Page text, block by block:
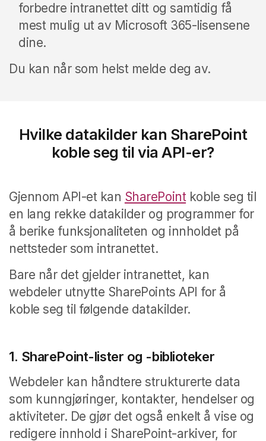
forbedre intranettet ditt og samtidig få
mest mulig ut av Microsoft 365-lisensene
dine.
Du kan når som helst melde deg av.
Hvilke datakilder kan SharePoint
koble seg til via API-er?
Gjennom API-et kan SharePointkoble seg til
en lang rekke datakilder og programmer for
å berike funksjonaliteten og innholdet på
nettsteder som intranettet.
Bare når det gjelder intranettet, kan
webdeler utnytte SharePoints API for å
koble seg til følgende datakilder.
1. SharePoint-lister og -biblioteker
Webdeler kan håndtere strukturerte data
som kunngjøringer, kontakter, hendelser og
aktiviteter. De gjør det også enkelt å vise og
redigere innhold i SharePoint-arkiver, for